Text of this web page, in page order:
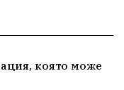
която може